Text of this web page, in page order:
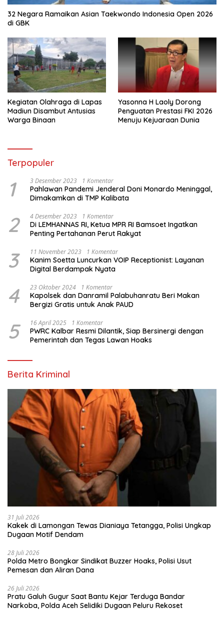
32 Negara Ramaikan Asian Taekwondo Indonesia Open 2026
di GBK
Kegiatan Olahraga di Lapas
Madiun Disambut Antusias
Warga Binaan
Yasonna H Laoly Dorong
Penguatan Prestasi FKI 2026
Menuju Kejuaraan Dunia
Terpopuler
1 3 Desember 2023 1 Komentar
Pahlawan Pandemi Jenderal Doni Monardo Meninggal,
Dimakamkan di TMP Kalibata
2 4 Desember 2023 1 Komentar
Di LEMHANNAS RI, Ketua MPR RI Bamsoet Ingatkan
Penting Pertahanan Perut Rakyat
3 11 November 2023 1 Komentar
Kanim Soetta Luncurkan VOIP Receptionist: Layanan
Digital Berdampak Nyata
4 23 Oktober 2024 1 Komentar
Kapolsek dan Danramil Palabuhanratu Beri Makan
Bergizi Gratis untuk Anak PAUD
5 16 April 2025 1 Komentar
PWRC Kalbar Resmi Dilantik, Siap Bersinergi dengan
Pemerintah dan Tegas Lawan Hoaks
Berita Kriminal
31 Juli 2026
Kakek di Lamongan Tewas Dianiaya Tetangga, Polisi Ungkap
Dugaan Motif Dendam
28 Juli 2026
Polda Metro Bongkar Sindikat Buzzer Hoaks, Polisi Usut
Pemesan dan Aliran Dana
26 Juli 2026
Pratu Galuh Gugur Saat Bantu Kejar Terduga Bandar
Narkoba, Polda Aceh Selidiki Dugaan Peluru Rekoset